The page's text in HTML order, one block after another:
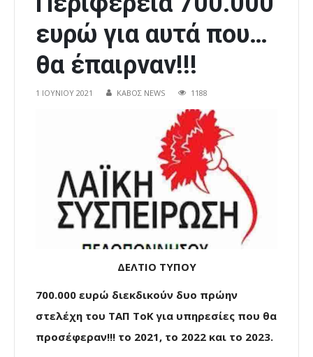
ευρώ για αυτά που…
θα έπαιρναν!!!
1 ΙΟΥΝΊΟΥ 2021 ΚΑΒΟΣ NEWS 1188
ΔΕΛΤΙΟ ΤΥΠΟΥ
700.000 ευρώ διεκδικούν δυο πρώην
στελέχη του ΤΑΠ ΤοΚ για υπηρεσίες που θα
προσέφεραν!!! το 2021, το 2022 και το 2023.